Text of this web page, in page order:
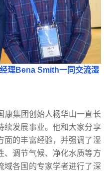
理Bena Smith一同交流湿
康集团创始人杨华山一直长
续发展事业。他和大家分享
面的丰富经验，并强调了湿
、调节气候、净化水质等方
域各国的专家学者进行了深